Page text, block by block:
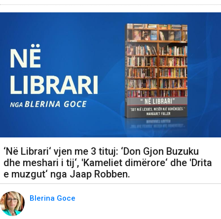
‘Në Librari‘ vjen me 3 tituj: ‘Don Gjon Buzuku
dhe meshari i tij‘, 'Kameliet dimërore‘ dhe 'Drita
e muzgut‘ nga Jaap Robben.
Blerina Goce